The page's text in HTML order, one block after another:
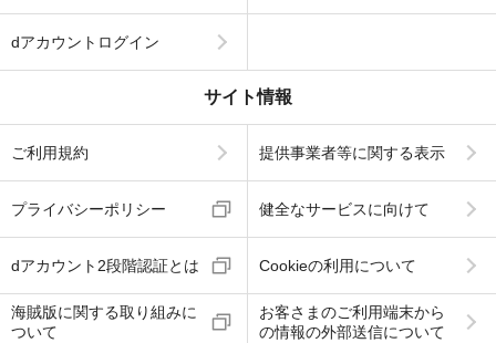
dアカウントログイン
サイト情報
ご利用規約 提供事業者等に関する表示
プライバシーポリシー 健全なサービスに向けて
dアカウント2段階認証とは Cookieの利用について
海賊版に関する取り組みに
ついて
お客さまのご利用端末から
の情報の外部送信について